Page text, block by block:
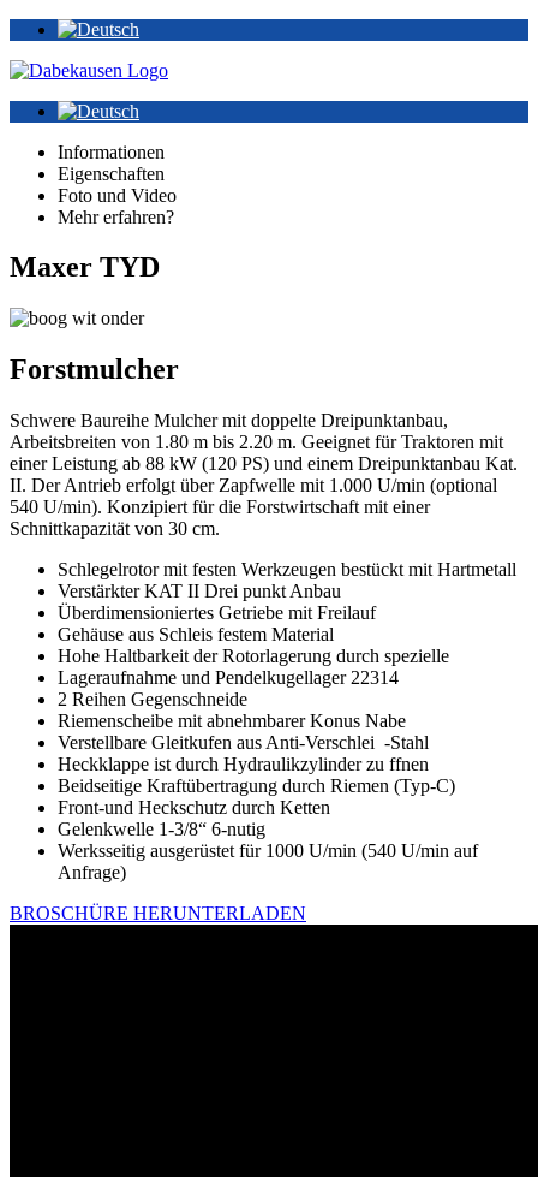
Informationen
Eigenschaften
Foto und Video
Mehr erfahren?
Maxer TYD
Forstmulcher
Schwere Baureihe Mulcher mit doppelte Dreipunktanbau,
Arbeitsbreiten von 1.80 m bis 2.20 m. Geeignet für Traktoren mit
einer Leistung ab 88 kW (120 PS) und einem Dreipunktanbau Kat.
II. Der Antrieb erfolgt über Zapfwelle mit 1.000 U/min (optional
540 U/min). Konzipiert für die Forstwirtschaft mit einer
Schnittkapazität von 30 cm.
Schlegelrotor mit festen Werkzeugen bestückt mit Hartmetall
Verstärkter KAT II Drei punkt Anbau
Überdimensioniertes Getriebe mit Freilauf
Gehäuse aus Schleis festem Material
Hohe Haltbarkeit der Rotorlagerung durch spezielle
Lageraufnahme und Pendelkugellager 22314
2 Reihen Gegenschneide
Riemenscheibe mit abnehmbarer Konus Nabe
Verstellbare Gleitkufen aus Anti-Verschlei -Stahl
Heckklappe ist durch Hydraulikzylinder zu ffnen
Beidseitige Kraftübertragung durch Riemen (Typ-C)
Front-und Heckschutz durch Ketten
Gelenkwelle 1-3/8“ 6-nutig
Werksseitig ausgerüstet für 1000 U/min (540 U/min auf
Anfrage)
BROSCHÜRE HERUNTERLADEN